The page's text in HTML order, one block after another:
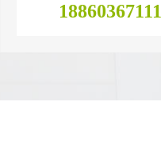
18860367111